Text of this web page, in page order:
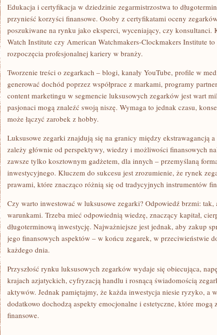
Edukacja i certyfikacja w dziedzinie zegarmistrzostwa to
przynieść korzyści finansowe. Osoby z certyfikatami oceny
poszukiwane na rynku jako eksperci, wyceniający, czy konsultanci.
Watch Institute czy American Watchmakers-Clockmakers Institute
rozpoczęcia profesjonalnej kariery w branży.
Tworzenie treści o zegarkach – blogi, kanały YouTube, profile w
generować dochód poprzez współprace z markami, programy
content marketingu w segmencie luksusowych zegarków jest wart
pasjonaci mogą znaleźć swoją niszę. Wymaga to jednak czasu,
może łączyć zarobek z hobby.
Luksusowe zegarki znajdują się na granicy między ekstrawagancją
zależy głównie od perspektywy, wiedzy i możliwości finansowych
zawsze tylko kosztownym gadżetem, dla innych – przemyślaną
inwestycyjnego. Kluczem do sukcesu jest zrozumienie, że rynek
prawami, które znacząco różnią się od tradycyjnych instrumentów
Czy warto inwestować w luksusowe zegarki? Odpowiedź brzmi:
warunkami. Trzeba mieć odpowiednią wiedzę, znaczący kapitał,
długoterminową inwestycję. Najważniejsze jest jednak, aby zakup
jego finansowych aspektów – w końcu zegarek, w przeciwieństwie
każdego dnia.
Przyszłość rynku luksusowych zegarków wydaje się obiecująca,
krajach azjatyckich, cyfryzacją handlu i rosnącą świadomością
aktywów. Jednak pamiętajmy, że każda inwestycja niesie ryzyko, a
dodatkowo dochodzą aspekty emocjonalne i estetyczne, które mogą
finansowe.